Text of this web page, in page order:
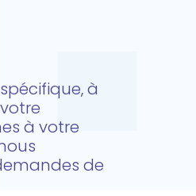
à
à votre
de